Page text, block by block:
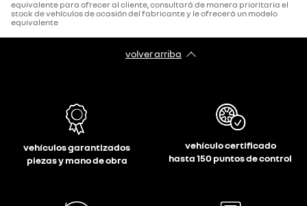
equivalente para ofrecer al cliente, consultará de manera prioritaria el
stock de vehículos de ocasión del fabricante y le ofrecerá un modelo
equivalente
volver arriba
vehículos garantizados
piezas y mano de obra
vehículo certificado
hasta 150 puntos de control